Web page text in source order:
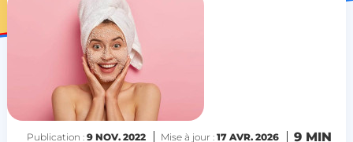
Publication : 9 NOV. 2022 Mise à jour : 17 AVR. 2026 9 MIN